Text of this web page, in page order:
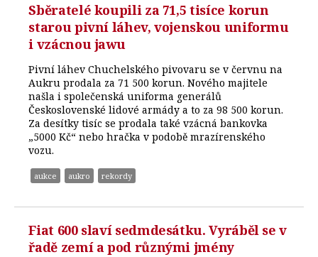
Sběratelé koupili za 71,5 tisíce korun
starou pivní láhev, vojenskou uniformu
i vzácnou jawu
Pivní láhev Chuchelského pivovaru se v červnu na
Aukru prodala za 71 500 korun. Nového majitele
našla i společenská uniforma generálů
Československé lidové armády a to za 98 500 korun.
Za desítky tisíc se prodala také vzácná bankovka
„5000 Kč“ nebo hračka v podobě mrazírenského
vozu.
aukce aukro rekordy
Fiat 600 slaví sedmdesátku. Vyráběl se v
řadě zemí a pod různými jmény